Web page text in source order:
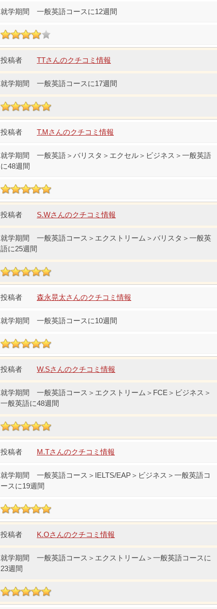
一般英語コースに12週間
TTさんのクチコミ情報
一般英語コースに17週間
T.Mさんのクチコミ情報
一般英語＞バリスタ＞エクセル＞ビジネス＞一般英語
に48週間
S.Wさんのクチコミ情報
一般英語コース＞エクストリーム＞バリスタ＞一般英
語に25週間
森永晃太さんのクチコミ情報
一般英語コースに10週間
W.Sさんのクチコミ情報
一般英語コース＞エクストリーム＞FCE＞ビジネス＞
一般英語に48週間
M.Tさんのクチコミ情報
一般英語コース＞IELTS/EAP＞ビジネス＞一般英語コ
ースに19週間
K.Oさんのクチコミ情報
一般英語コース＞エクストリーム＞一般英語コースに
23週間